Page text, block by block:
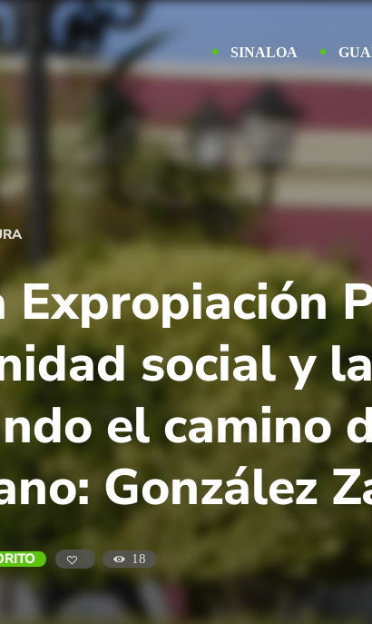
SINALOA
Expropiación
social y
el camino
González
18